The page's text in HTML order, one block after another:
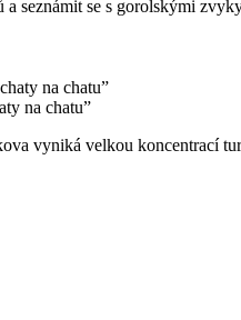
seznámit se s gorolskými
na chatu”
vyniká velkou koncentrací